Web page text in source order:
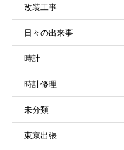
改装工事
日々の出来事
時計
時計修理
未分類
東京出張